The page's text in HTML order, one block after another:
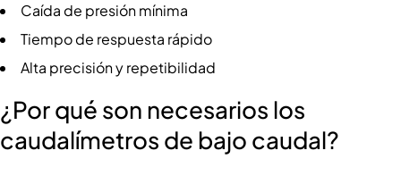
Caída de presión mínima
Tiempo de respuesta rápido
Alta precisión y repetibilidad
¿Por qué son necesarios los
caudalímetros de bajo caudal?